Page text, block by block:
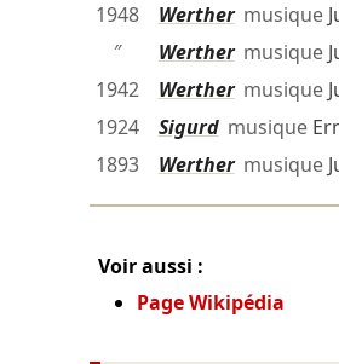
1948
Werthermusique
″
Werthermusique
1942
Werthermusique
1924
Sigurdmusique
1893
Werthermusique
Voir aussi :
Page Wikipédia